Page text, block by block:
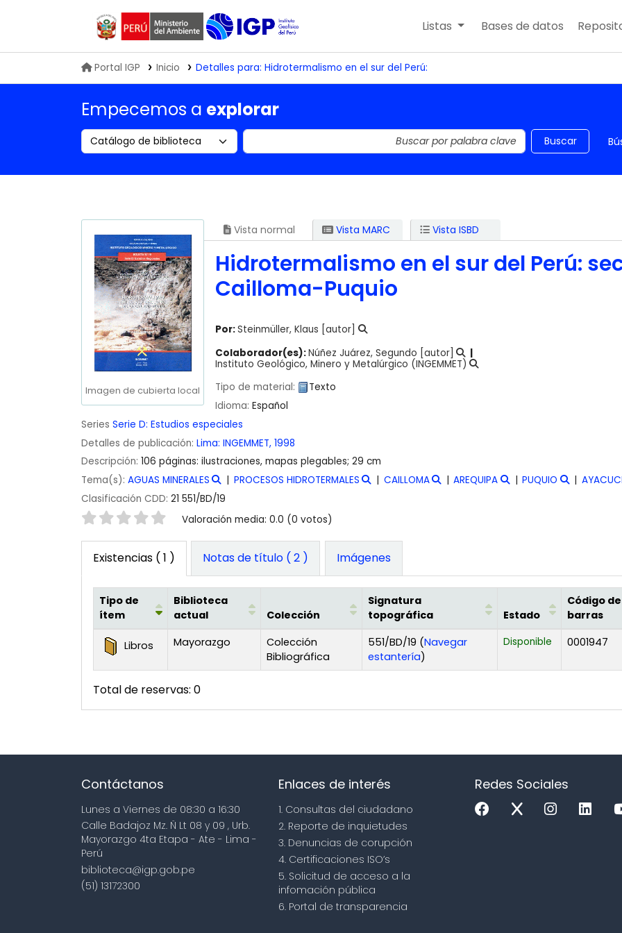
Biblioteca IGP
Listas Bases de datos
Portal IGP Inicio Detalles para: Hidrotermalismo en el sur del Perú:
Empecemos a explorar
Search the catalog by: Buscar en el catálogo por palabra clave Buscar
Imagen de cubierta local
Vista normal Vista MARC Vista ISBD
Hidrotermalismo en el sur del Perú:
Cailloma-Puquio
Por:Steinmüller, Klaus [autor]
Colaborador(es):Núñez Juárez, Segundo [autor]
Instituto Geológico, Minero y Metalúrgico (INGEMMET)
Tipo de material:
Texto
Idioma: Español
Series Serie D: Estudios especiales
Detalles de publicación: Lima: INGEMMET, 1998
Descripción: 106 páginas: ilustraciones, mapas plegables; 29 cm
Tema(s): AGUAS MINERALES PROCESOS HIDROTERMALES CAILLOMA AREQUIPA PUQUIO
Clasificación CDD: 21 551/BD/19
Valoración Valoración media: 0.0 (0 votos)
Existencias ( 1 ) Notas de título ( 2 ) Imágenes
Existencias
Tipo de
ítem
Biblioteca
actual
Colección
Signatura
topográfica
Estado
Código de
barras
Libros Mayorazgo
Colección
Bibliográfica
551/BD/19 (Navegar
estantería(Abre debajo)
)
Disponible 0001947
Total de reservas: 0
Contáctanos
Lunes a Viernes de 08:30 a 16:30
Calle Badajoz Mz. Ñ Lt 08 y 09 , Urb.
Mayorazgo 4ta Etapa - Ate - Lima -
Perú
biblioteca@igp.gob.pe
(51) 13172300
Enlaces de interés
1. Consultas del ciudadano
2. Reporte de inquietudes
3. Denuncias de corupción
4. Certificaciones ISO’s
5. Solicitud de acceso a la
infomación pública
6. Portal de transparencia
Redes Sociales